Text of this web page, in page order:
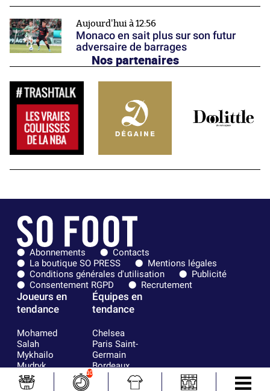
Aujourd'hui à 12:56
Monaco en sait plus sur son futur
adversaire de barrages
Nos partenaires
Abonnements
Contacts
La boutique SO PRESS
Mentions légales
Conditions générales d'utilisation
Publicité
Consentement RGPD
Recrutement
Joueurs en
tendance
Mohamed
Salah
Mykhailo
Mudryk
Neymar
Khalis Merah
Équipes en
tendance
Chelsea
Paris Saint-
Germain
Bordeaux
Olympique
10